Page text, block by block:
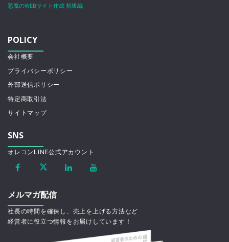
悪魔のWEBサイト作成 初級編
POLICY
会社概要
プライバシーポリシー
外部送信ポリシー
特定商取引法
サイトマップ
SNS
オレコンLINE公式アカウント
メルマガ配信
社長の時間を確保し、売上を上げる方法など
経営者に役立つ情報をお届けしています！